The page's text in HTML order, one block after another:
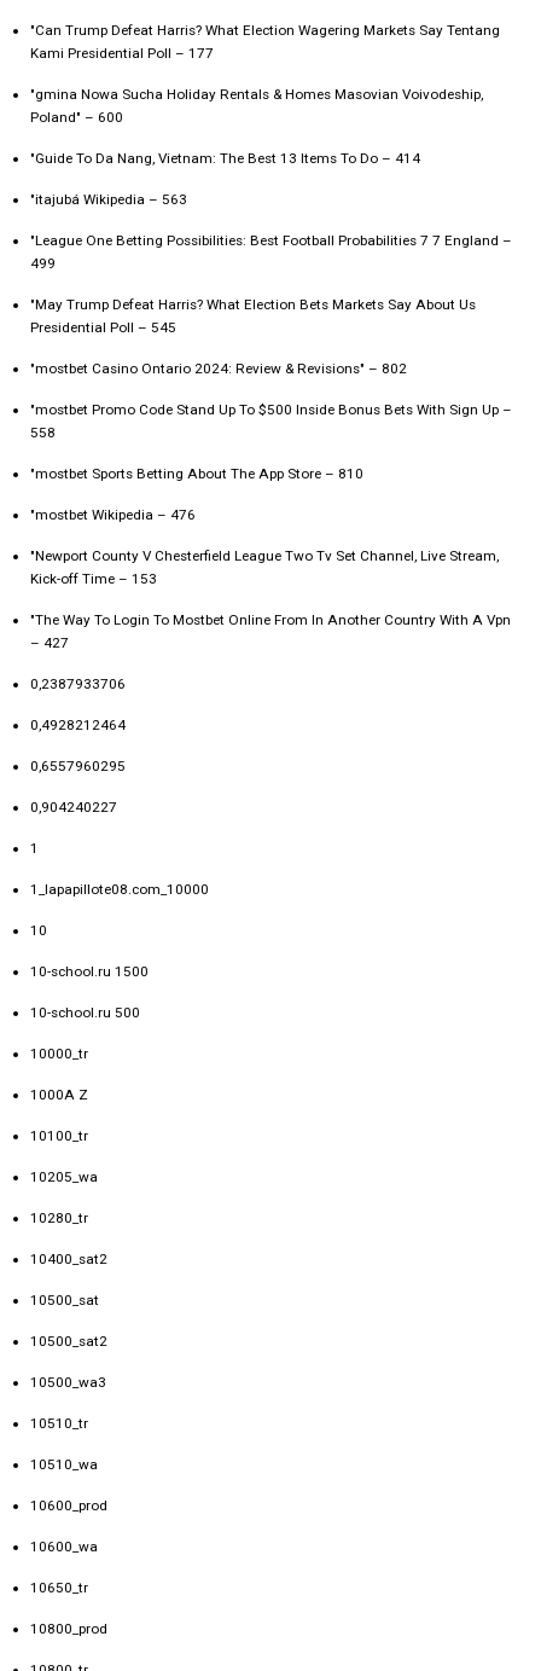
"Can Trump Defeat Harris? What Election Wagering Markets Say Tentang
Kami Presidential Poll – 177
"gmina Nowa Sucha Holiday Rentals & Homes Masovian Voivodeship,
Poland" – 600
"Guide To Da Nang, Vietnam: The Best 13 Items To Do – 414
"itajubá Wikipedia – 563
"League One Betting Possibilities: Best Football Probabilities 7 7 England –
499
"May Trump Defeat Harris? What Election Bets Markets Say About Us
Presidential Poll – 545
"mostbet Casino Ontario 2024: Review & Revisions" – 802
"mostbet Promo Code Stand Up To $500 Inside Bonus Bets With Sign Up –
558
"‎mostbet Sports Betting About The App Store – 810
"mostbet Wikipedia – 476
"Newport County V Chesterfield League Two Tv Set Channel, Live Stream,
Kick-off Time – 153
"The Way To Login To Mostbet Online From In Another Country With A Vpn
– 427
0,2387933706
0,4928212464
0,6557960295
0,904240227
1
1_lapapillote08.com_10000
10
10-school.ru 1500
10-school.ru 500
10000_tr
1000A Z
10100_tr
10205_wa
10280_tr
10400_sat2
10500_sat
10500_sat2
10500_wa3
10510_tr
10510_wa
10600_prod
10600_wa
10650_tr
10800_prod